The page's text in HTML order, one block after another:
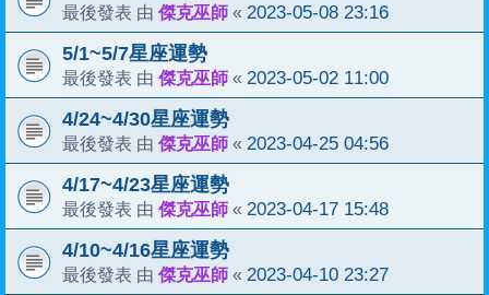
最後發表 由 傑克巫師 « 2023-05-08 23:16
5/1~5/7星座運勢
最後發表 由 傑克巫師 « 2023-05-02 11:00
4/24~4/30星座運勢
最後發表 由 傑克巫師 « 2023-04-25 04:56
4/17~4/23星座運勢
最後發表 由 傑克巫師 « 2023-04-17 15:48
4/10~4/16星座運勢
最後發表 由 傑克巫師 « 2023-04-10 23:27